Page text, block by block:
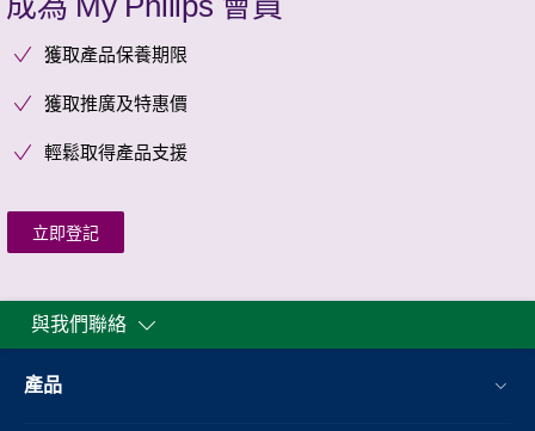
獲取產品保養期限
獲取推廣及特惠價
輕鬆取得產品支援
立即登記
與我們聯絡
產品